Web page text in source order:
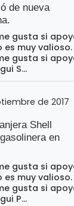
de nueva
gusta si
es muy
gusta si
S...
de 2017
Shell
en
gusta si
es muy
gusta si
P...